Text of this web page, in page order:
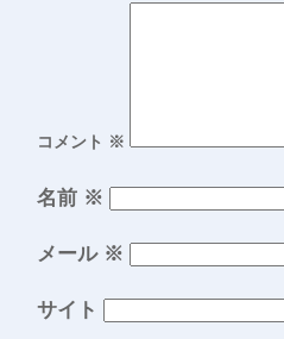
コメント ※
名前 ※
メール ※
サイト